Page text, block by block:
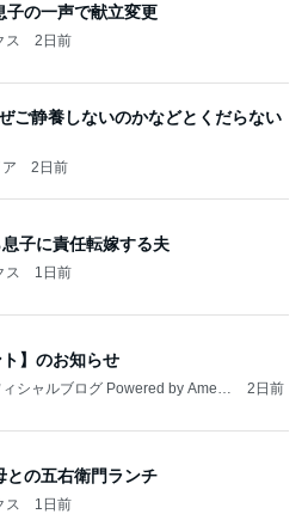
子の一声で献立変更
ス 2日前
ご静養しないのかなどとくだらない
2日前
子に責任転嫁する夫
ス 1日前
】のお知らせ
シャルブログ Powered by Ameb
2日前
との五右衛門ランチ
ス 1日前